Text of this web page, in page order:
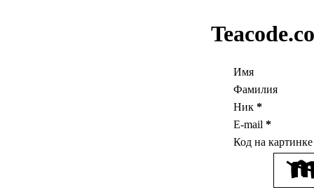
Имя
Фамилия
Ник *
E-mail *
Код на